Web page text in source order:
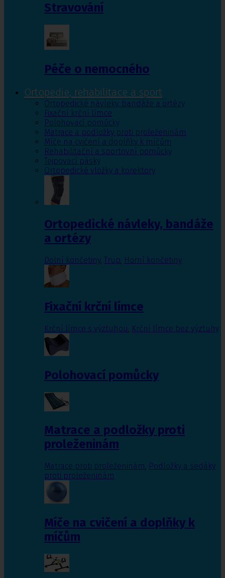
Stravování
Péče o nemocného
Ortopedie, rehabilitace a sport
Ortopedické návleky, bandáže a ortézy
Fixační krční límce
Polohovací pomůcky
Matrace a podložky proti proleženinám
Míče na cvičení a doplňky k míčům
Rehabilitační a sportovní pomůcky
Tejpovací pásky
Ortopedické vložky a korektory
Ortopedické návleky, bandáže
a ortézy
Dolní končetiny, Trup, Horní končetiny
Fixační krční límce
Krční límce s výztuhou Krční límce bez výztuhy
Polohovací pomůcky
Matrace a podložky proti
proleženinám
Matrace proti proleženinám, Podložky a sedáky
proti proleženinám
Míče na cvičení a doplňky k
míčům